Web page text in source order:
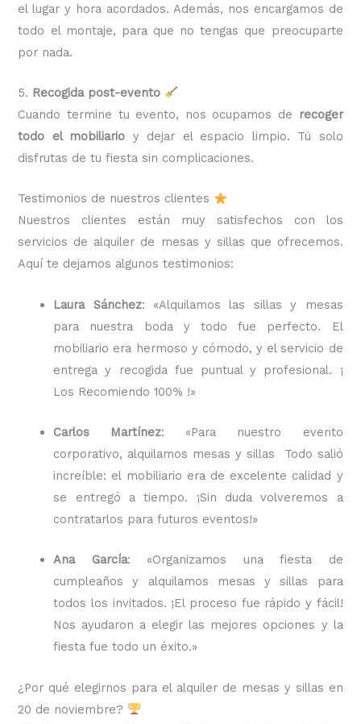
el lugar y hora acordados. Además, nos encargamos de
todo el montaje, para que no tengas que preocuparte
por nada.
5. Recogida post-evento
Cuando termine tu evento, nos ocupamos de
recoger
todo el mobiliario y dejar el espacio limpio. Tú solo
disfrutas de tu fiesta sin complicaciones.
Testimonios de nuestros clientes
Nuestros clientes están muy satisfechos con los
servicios de alquiler de mesas y sillas que ofrecemos.
Aquí te dejamos algunos testimonios:
Laura Sánchez: «Alquilamos las sillas y mesas
para nuestra boda y todo fue perfecto. El
mobiliario era hermoso y cómodo, y el servicio de
entrega y recogida fue puntual y profesional. ¡
Los Recomiendo 100% !»
Carlos Martínez: «Para nuestro evento
corporativo, alquilamos mesas y sillas Todo salió
increíble: el mobiliario era de excelente calidad y
se entregó a tiempo. ¡Sin duda volveremos a
contratarlos para futuros eventos!»
Ana García: «Organizamos una fiesta de
cumpleaños y alquilamos mesas y sillas para
todos los invitados. ¡El proceso fue rápido y fácil!
Nos ayudaron a elegir las mejores opciones y la
fiesta fue todo un éxito.»
¿Por qué elegirnos para el alquiler de mesas y sillas en
20 de noviembre?